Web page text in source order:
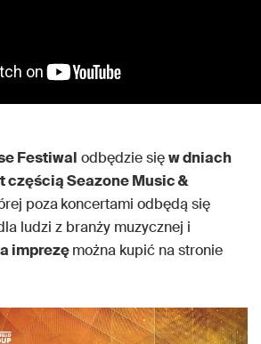
Festiwal odbędzie sięw dniach
częścią Seazone Music &
pozakoncertami odbędą się
ludzi z branży muzycznej i
imprezęmożna kupić na stronie